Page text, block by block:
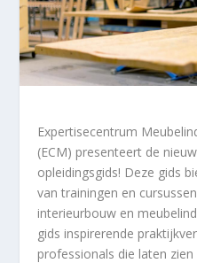
Expertisecentrum
(ECM) presenteert de
opleidingsgids! Deze gids
van trainingen en
interieurbouw en
gids inspirerende
professionals die laten